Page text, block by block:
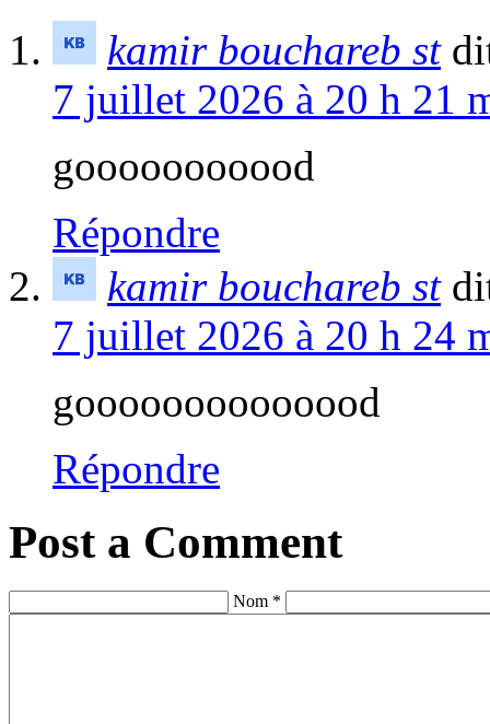
kamir bouchareb st
7 juillet 2026 à 20 h 21
gooooooooood
Répondre
kamir bouchareb st
7 juillet 2026 à 20 h 24
goooooooooooood
Répondre
Post a Comment
Nom *